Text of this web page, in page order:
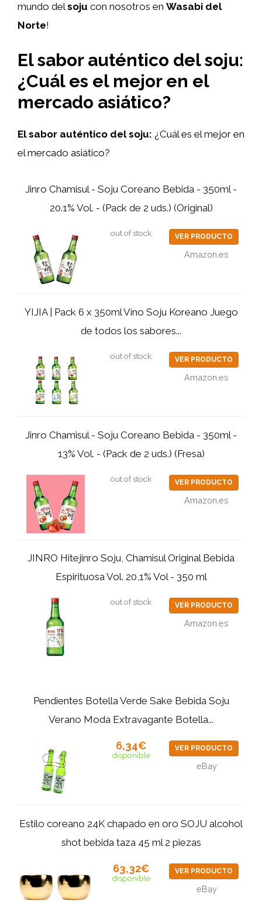
mundo delsoju con nosotros en Wasabi del
Norte!
El sabor auténtico del soju:
¿Cuál es el mejor en el
mercado asiático?
El sabor auténtico del soju: ¿Cuál es el mejor en
el mercado asiático?
Jinro Chamisul - Soju Coreano Bebida - 350ml -
20.1% Vol. - (Pack de 2 uds.) (Original)
out of stock VER PRODUCTO
Amazon.es
YIJIA | Pack 6 x 350ml Vino Soju Koreano Juego
de todos los sabores...
out of stock VER PRODUCTO
Amazon.es
Jinro Chamisul - Soju Coreano Bebida - 350ml -
13% Vol. - (Pack de 2 uds.) (Fresa)
out of stock VER PRODUCTO
Amazon.es
JINRO Hitejinro Soju, Chamisul Original Bebida
Espirituosa Vol. 20,1% Vol - 350 ml
out of stock VER PRODUCTO
Amazon.es
Pendientes Botella Verde Sake Bebida Soju
Verano Moda Extravagante Botella...
6,34€
disponible
VER PRODUCTO
eBay
Estilo coreano 24K chapado en oro SOJU alcohol
shot bebida taza 45 ml 2 piezas
63,32€
disponible
VER PRODUCTO
eBay